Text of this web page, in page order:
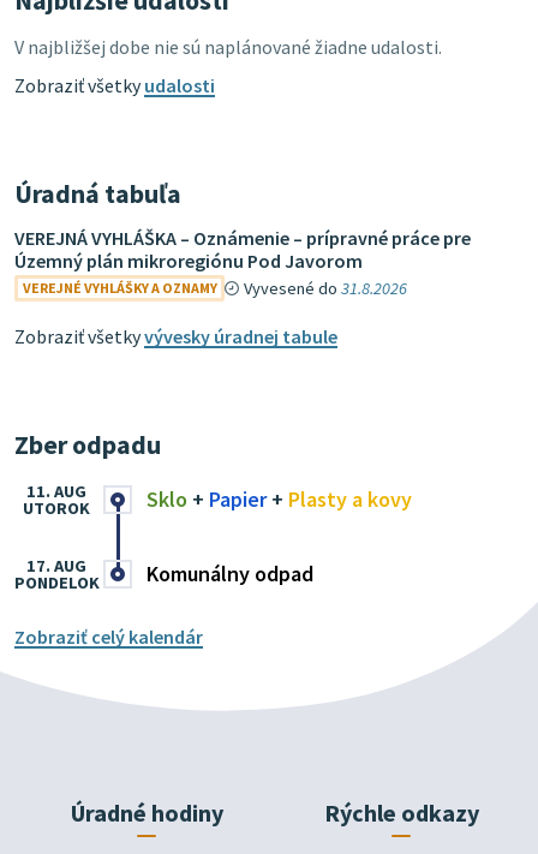
V najbližšej dobe nie sú naplánované žiadne udalosti.
Zobraziť všetkyudalosti
Úradná tabuľa
VEREJNÁ VYHLÁŠKA – Oznámenie – prípravné práce pre
Územný plán mikroregiónu Pod Javorom
VEREJNÉ VYHLÁŠKY A OZNAMY Vyvesené do31.8.2026
Zobraziť všetkyvývesky úradnej tabule
Zber odpadu
Sklo + Papier+ Plasty a kovy
11. AUG
UTOROK
Komunálny odpad
17. AUG
PONDELOK
Zobraziť celý kalendár
Úradné hodiny Rýchle odkazy